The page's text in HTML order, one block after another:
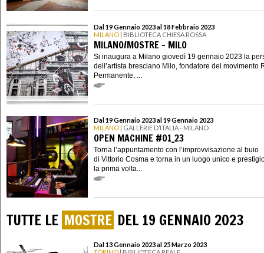
Dal 19 Gennaio 2023 al 18 Febbraio 2023
MILANO | BIBLIOTECA CHIESA ROSSA
MILANO/MOSTRE - MILO
Si inaugura a Milano giovedì 19 gennaio 2023 la
dell’artista bresciano Milo, fondatore del movimento
Permanente, ...
Dal 19 Gennaio 2023 al 19 Gennaio 2023
MILANO | GALLERIE D’ITALIA - MILANO
OPEN MACHINE #01_23
Torna l’appuntamento con l’improvvisazione al buio
di Vittorio Cosma e torna in un luogo unico e
la prima volta...
TUTTE LE MOSTRE DEL 19 GENNAIO 2023
Dal 13 Gennaio 2023 al 25 Marzo 2023